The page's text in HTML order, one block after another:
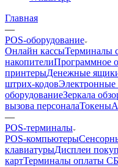
Главная
—
POS-оборудование
Онлайн кассыТерминалы
накопителиПрограммное
принтерыДенежные
штрих-кодовЭлектронные
оборудованиеЗеркала
вызова персоналаТокены
—
POS-терминалы
POS-компьютеры
клавиатурыДисплеи
картТерминалы оплаты